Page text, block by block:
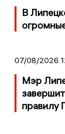
В
07/08/2026
Мэр
правилу